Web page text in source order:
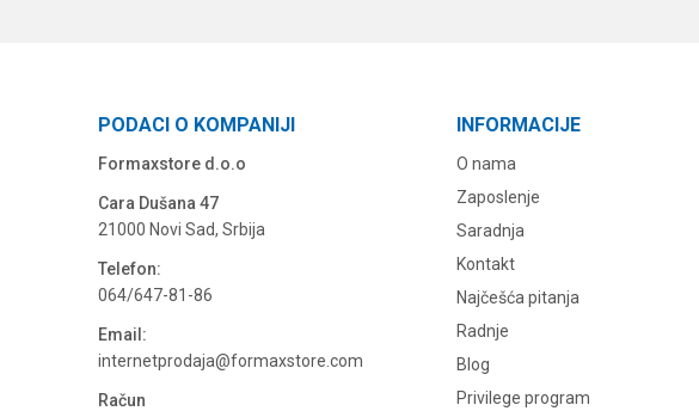
PODACI O KOMPANIJI
Formaxstore d.o.o
Cara Dušana 47
21000 Novi Sad, Srbija
Telefon:
064/647-81-86
Email:
internetprodaja@formaxstore.com
Račun
INFORMACIJE
O nama
Zaposlenje
Saradnja
Kontakt
Najčešća pitanja
Radnje
Blog
Privilege program